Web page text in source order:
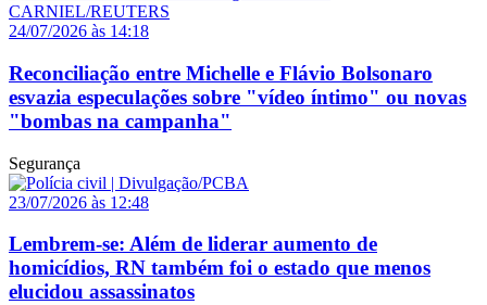
24/07/2026 às 14:18
Reconciliação entre Michelle e Flávio Bolsonaro
esvazia especulações sobre "vídeo íntimo" ou novas
"bombas na campanha"
Segurança
23/07/2026 às 12:48
Lembrem-se: Além de liderar aumento de
homicídios, RN também foi o estado que menos
elucidou assassinatos